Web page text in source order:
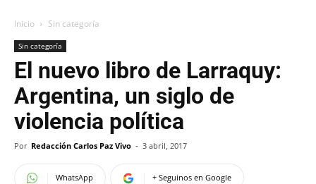
Inicio Sin categoría
Sin categoría
El nuevo libro de Larraquy:
Argentina, un siglo de
violencia política
Por Redacción Carlos Paz Vivo - 3 abril, 2017
WhatsApp + Seguinos en Google